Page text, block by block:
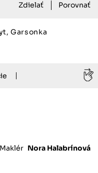
Garsonka
Zdielať Porovnať
Maklér Nora Halabrínová